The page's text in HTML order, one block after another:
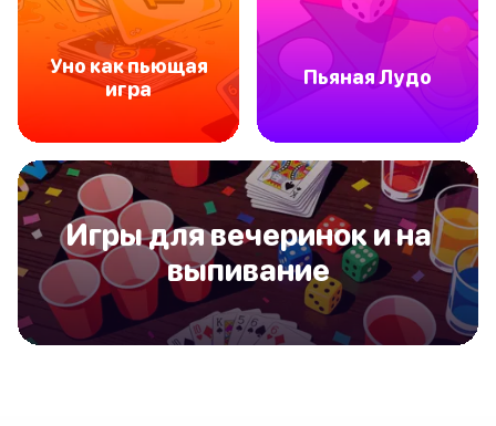
Уно как пьющая
игра
Пьяная Лудо
Игры для вечеринок и на
выпивание